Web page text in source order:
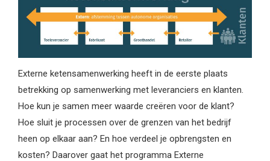
Externe ketensamenwerking heeft in de eerste plaats
betrekking op samenwerking met leveranciers en klanten.
Hoe kun je samen meer waarde creëren voor de klant?
Hoe sluit je processen over de grenzen van het bedrijf
heen op elkaar aan? En hoe verdeel je opbrengsten en
kosten? Daarover gaat het programma Externe